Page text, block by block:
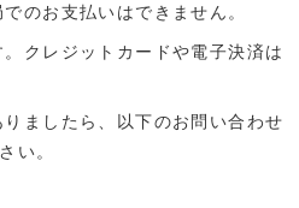
のお支払いはできません。
クレジットカードや電子決済は
ましたら、以下のお問い合わせ
い。